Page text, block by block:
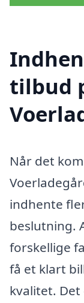
tilbud
Når det
indhente
beslutning.
forskellige
få et klart
kvalitet.